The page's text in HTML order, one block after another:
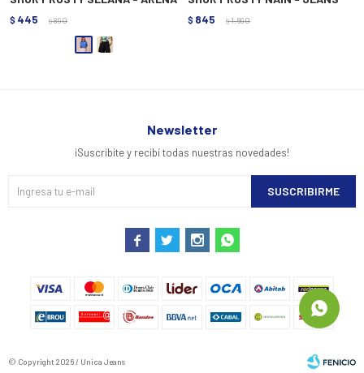
$ 445 $ 890 $ 845 $ 1.690
Newsletter
¡Suscribite y recibí todas nuestras novedades!
SUSCRIBIRME
   
© Copyright 2026 / Unica Jeans